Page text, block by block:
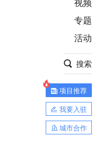
项目推荐
安徽
专题
活动
搜索
项目推荐
我要入驻
城市合作